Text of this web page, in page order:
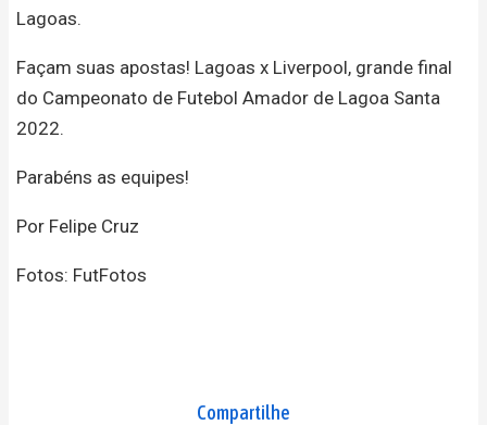
Lagoas.
Façam suas apostas! Lagoas x Liverpool, grande final
do Campeonato de Futebol Amador de Lagoa Santa
2022.
Parabéns as equipes!
Por Felipe Cruz
Fotos: FutFotos
Compartilhe